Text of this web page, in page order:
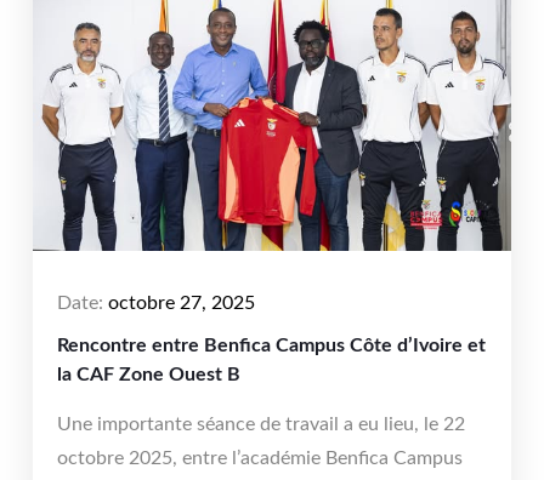
Date: octobre 27, 2025
Rencontre entre Benfica Campus Côte d’Ivoire et
la CAF Zone Ouest B
Une importante séance de travail a eu lieu, le 22
octobre 2025, entre l’académie Benfica Campus